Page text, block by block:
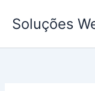
para
conteúdo
Soluções